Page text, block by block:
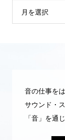
月を選択
音の仕事を
サウンド・
「音」を通